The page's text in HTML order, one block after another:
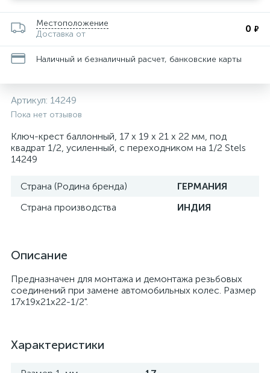
Местоположение
Доставка от
0 ₽
Наличный и безналичный расчет, банковские карты
Артикул: 14249
Пока нет отзывов
Ключ-крест баллонный, 17 х 19 х 21 х 22 мм, под
квадрат 1/2, усиленный, с переходником на 1/2 Stels
14249
Страна (Родина бренда)
ГЕРМАНИЯ
Страна производства
ИНДИЯ
Описание
Предназначен для монтажа и демонтажа резьбовых
соединений при замене автомобильных колес. Размер
17х19х21х22-1/2".
Характеристики